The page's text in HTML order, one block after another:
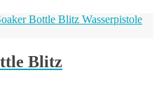
Blitz